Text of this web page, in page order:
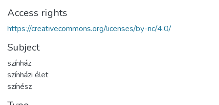
Access rights
https://creativecommons.org/licenses/by-nc/4.0/
Subject
színház
színházi élet
színész